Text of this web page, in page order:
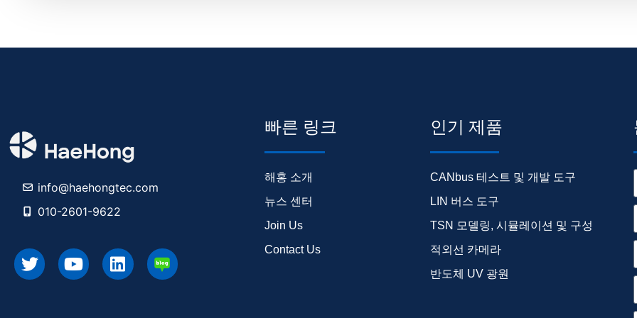
info@haehongtec.com
010-2601-9622
빠른 링크
해홍 소개
뉴스 센터
Join Us
Contact Us
인기 제품
CANbus 테스트 및 개발 도구
LIN 버스 도구
TSN 모델링, 시뮬레이션 및 구성
적외선 카메라
반도체 UV 광원